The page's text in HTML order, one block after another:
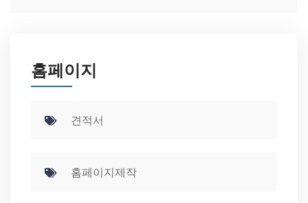
홈페이지
견적서
홈페이지제작